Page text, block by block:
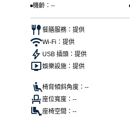
機齡：--
餐膳服務：提供
Wi-Fi：提供
USB 插頭：提供
娛樂設施：提供
椅背傾斜角度：--
座位寬度：--
座椅空間：--